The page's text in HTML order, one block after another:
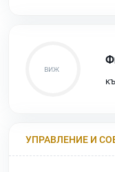
УПРАВЛЕНИЕ И